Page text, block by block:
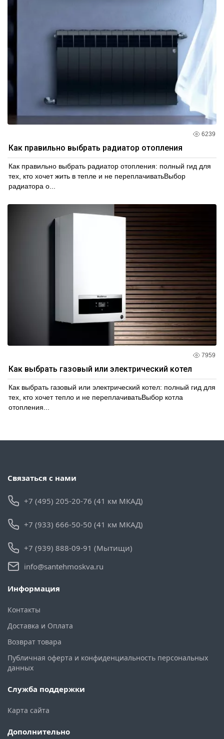
6239
Как правильно выбрать радиатор отопления
Как правильно выбрать радиатор отопления: полный гид для
тех, кто хочет жить в тепле и не переплачиватьВыбор
радиатора о...
7959
Как выбрать газовый или электрический котел
Как выбрать газовый или электрический котел: полный гид для
тех, кто хочет тепло и не переплачиватьВыбор котла
отопления...
Связаться с нами
+7 (495) 205-20-76 (41 км МКАД)
+7 (933) 666-50-50 (41 км МКАД)
+7 (939) 888-09-91 (Мытищи)
info@santehmoskva.ru
Информация
Контакты
Доставка и Оплата
Возврат товара
Публичная оферта и конфиденциальность персональных
данных
Служба поддержки
Карта сайта
Дополнительно